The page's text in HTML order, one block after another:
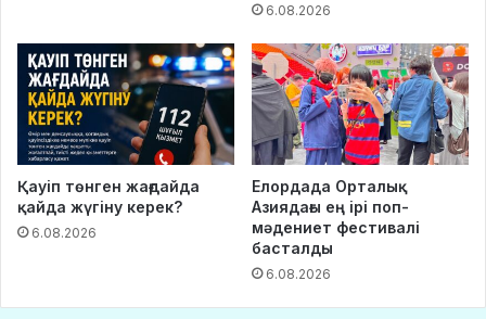
6.08.2026
Қауіп төнген жағдайда
қайда жүгіну керек?
6.08.2026
Елордада Орталық
Азиядағы ең ірі поп-
мәдениет фестивалі
басталды
6.08.2026